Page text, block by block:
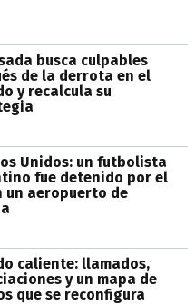
busca culpables
de la derrota en el
y recalcula su
Unidos: un futbolista
fue detenido por el
un aeropuerto de
caliente: llamados,
y un mapa de
que se reconfigura